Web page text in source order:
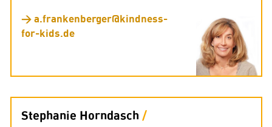
a.frankenberger@kindness-
for-kids.de
Stephanie Horndasch